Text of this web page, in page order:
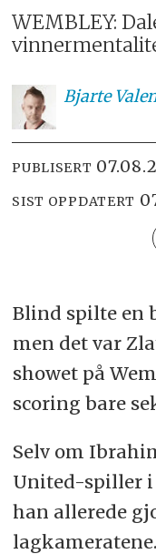
WEMBLEY:
Bjarte
PUBLISERT
SIST OPPDATERT
Blind spilte en
men det var
showet på
scoring bare
Selv om
United-spiller i
han allerede
lagkameratene.